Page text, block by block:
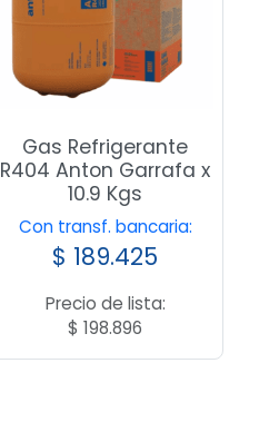
Gas Refrigerante
R404 Anton Garrafa x
10.9 Kgs
Con transf. bancaria:
$ 189.425
Precio de lista:
$ 198.896